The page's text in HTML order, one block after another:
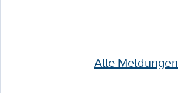
Alle Meldungen